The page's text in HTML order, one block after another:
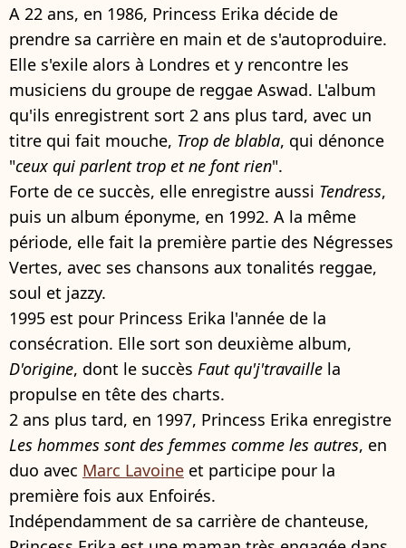
A 22 ans, en 1986, Princess Erika décide de
prendre sa carrière en main et de s'autoproduire.
Elle s'exile alors à Londres et y rencontre les
musiciens du groupe de reggae Aswad. L'album
qu'ils enregistrent sort 2 ans plus tard, avec un
titre qui fait mouche, Trop de blabla, qui dénonce
"ceux qui parlent trop et ne font rien".
Forte de ce succès, elle enregistre aussi Tendress,
puis un album éponyme, en 1992. A la même
période, elle fait la première partie des Négresses
Vertes, avec ses chansons aux tonalités reggae,
soul et jazzy.
1995 est pour Princess Erika l'année de la
consécration. Elle sort son deuxième album,
D'origine, dont le succès Faut qu'j'travaille la
propulse en tête des charts.
2 ans plus tard, en 1997, Princess Erika enregistre
Les hommes sont des femmes comme les autres, en
duo avec Marc Lavoine et participe pour la
première fois aux Enfoirés.
Indépendamment de sa carrière de chanteuse,